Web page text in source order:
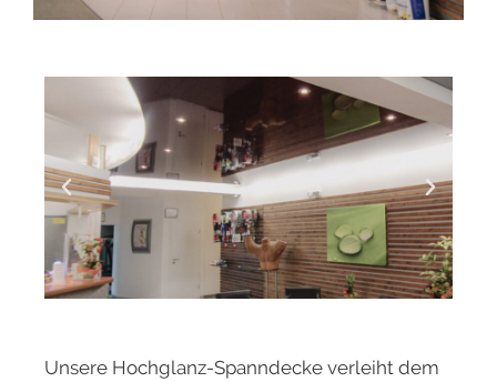
Unsere Hochglanz-Spanndecke verleiht dem